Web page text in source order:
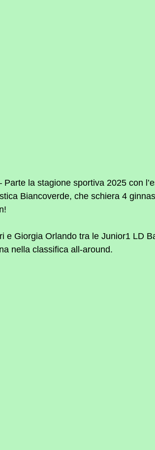
Parte la stagione sportiva 2025 con
Biancoverde, che schiera 4
e Giorgia Orlando tra le Junior1 LD
nella classifica all-around.